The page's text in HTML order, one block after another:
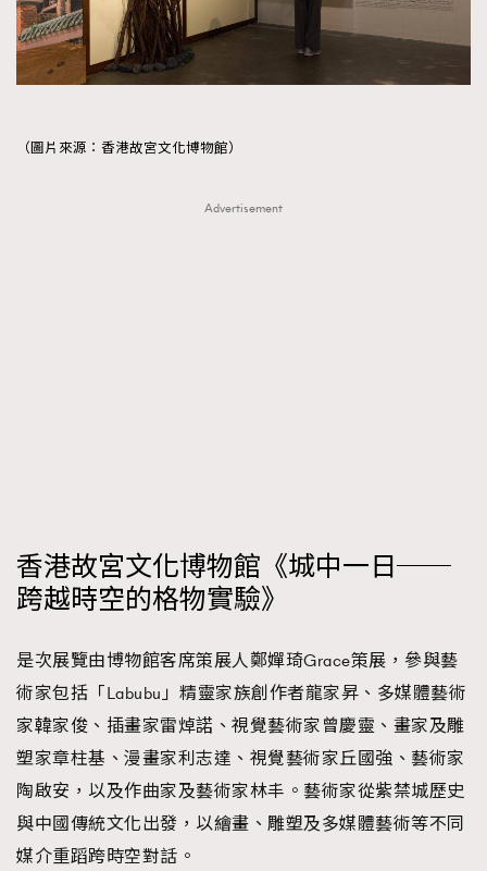
（圖片來源：香港故宮文化博物館）
Advertisement
香港故宮文化博物館《城中一日──
跨越時空的格物實驗》
是次展覽由博物館客席策展人鄭嬋琦Grace策展，參與藝
術家包括「Labubu」精靈家族創作者龍家昇、多媒體藝術
家韓家俊、插畫家雷焯諾、視覺藝術家曾慶靈、畫家及雕
塑家章柱基、漫畫家利志達、視覺藝術家丘國強、藝術家
陶啟安，以及作曲家及藝術家林丰。藝術家從紫禁城歷史
與中國傳統文化出發，以繪畫、雕塑及多媒體藝術等不同
媒介重蹈跨時空對話。